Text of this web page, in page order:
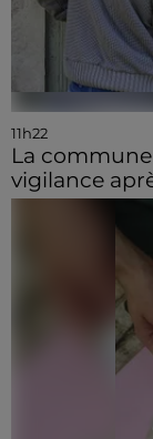
11h22
La
vigilance